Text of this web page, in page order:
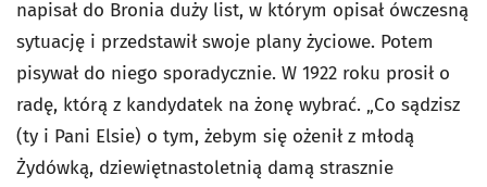
napisał do Bronia duży list, w którym opisał ówczesną
sytuację i przedstawił swoje plany życiowe. Potem
pisywał do niego sporadycznie. W 1922 roku prosił o
radę, którą z kandydatek na żonę wybrać. „Co sądzisz
(ty i Pani Elsie) o tym, żebym się ożenił z młodą
Żydówką, dziewiętnastoletnią damą strasznie